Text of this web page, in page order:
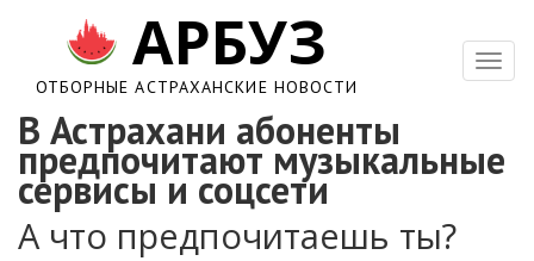
АРБУЗ
ОТБОРНЫЕ АСТРАХАНСКИЕ НОВОСТИ
В Астрахани абоненты
предпочитают музыкальные
сервисы и соцсети
А что предпочитаешь ты?